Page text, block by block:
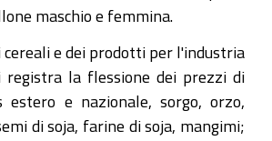
maschio e femmina.
cereali e dei prodotti per l'industria
registra la flessione dei prezzi di
estero e nazionale, sorgo, orzo,
di soja, farine di soja, mangimi;